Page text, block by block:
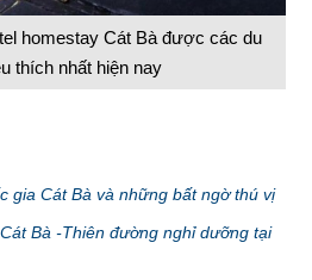
homestay Cát Bà được các du
thích nhất hiện nay
gia Cát Bà và những bất ngờ thú vị
Bà -Thiên đường nghỉ dưỡng tại